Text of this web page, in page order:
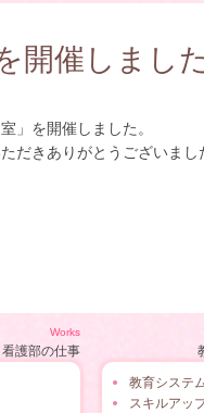
開催しまし
」を開催しました。
だきありがとうございまし
Works
看護部の仕事
教育システ
スキルアッ